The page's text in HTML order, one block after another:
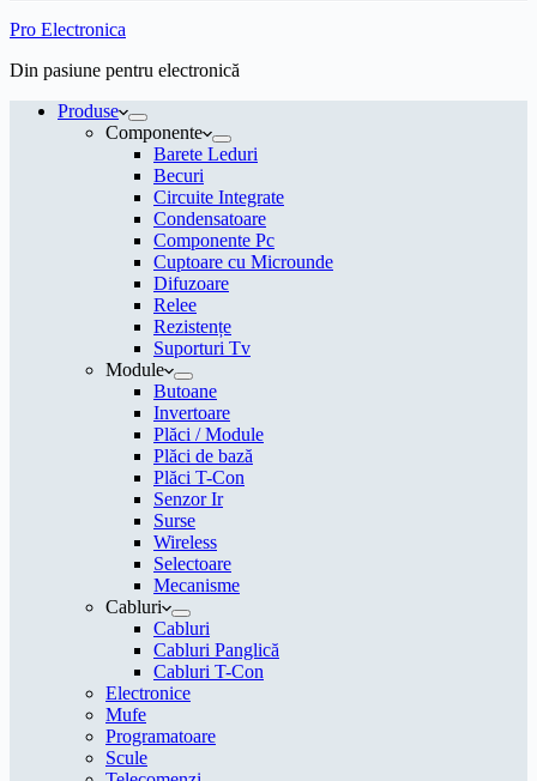
Pro Electronica
Din pasiune pentru electronică
Produse
Componente
Barete Leduri
Becuri
Circuite Integrate
Condensatoare
Componente Pc
Cuptoare cu Microunde
Difuzoare
Relee
Rezistențe
Suporturi Tv
Module
Butoane
Invertoare
Plăci / Module
Plăci de bază
Plăci T-Con
Senzor Ir
Surse
Wireless
Selectoare
Mecanisme
Cabluri
Cabluri
Cabluri Panglică
Cabluri T-Con
Electronice
Mufe
Programatoare
Scule